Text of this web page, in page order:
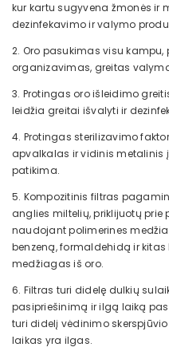
kur kartu sugyvena žmonės ir
dezinfekavimo ir valymo
2. Oro pasukimas visu
organizavimas, greitas
3. Protingas oro išleidimo
leidžia greitai išvalyti ir
4. Protingas sterilizavimo
apvalkalas ir vidinis metalinis
patikima.
5. Kompozitinis filtras
anglies miltelių, priklijuotų prie
naudojant polimerines
benzeną, formaldehidą ir
medžiagas iš oro.
6. Filtras turi didelę dulkių
pasipriešinimą ir ilgą laiką
turi didelį vėdinimo
laikas yra ilgas.